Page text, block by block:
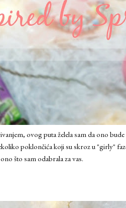
ovog puta želela sam da ono
poklončića koji su skroz u "girly"
što sam odabrala za vas.